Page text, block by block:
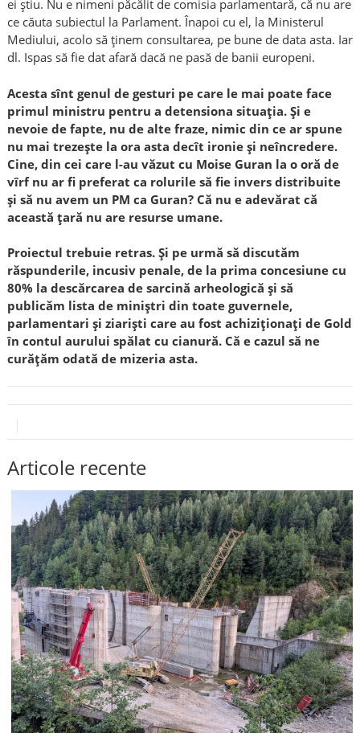
ei știu. Nu e nimeni păcălit de comisia parlamentară, că nu are
ce căuta subiectul la Parlament. Înapoi cu el, la Ministerul
Mediului, acolo să ținem consultarea, pe bune de data asta. Iar
dl. Ispas să fie dat afară dacă ne pasă de banii europeni.
Acesta sînt genul de gesturi pe care le mai poate face
primul ministru pentru a detensiona situația. Și e
nevoie de fapte, nu de alte fraze, nimic din ce ar spune
nu mai trezește la ora asta decît ironie și neîncredere.
Cine, din cei care l-au văzut cu Moise Guran la o oră de
vîrf nu ar fi preferat ca rolurile să fie invers distribuite
și să nu avem un PM ca Guran? Că nu e adevărat că
această țară nu are resurse umane.
Proiectul trebuie retras. Și pe urmă să discutăm
răspunderile, incusiv penale, de la prima concesiune cu
80% la descărcarea de sarcină arheologică și să
publicăm lista de miniștri din toate guvernele,
parlamentari și ziariști care au fost achiziționați de Gold
în contul aurului spălat cu cianură. Că e cazul să ne
curățăm odată de mizeria asta.
Articole recente